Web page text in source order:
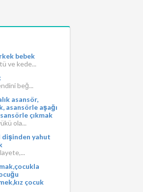
bebek
ve kede...
beğ...
asansör,
asansörle aşağı
çıkmak
ola...
dişinden yahut
çocuk